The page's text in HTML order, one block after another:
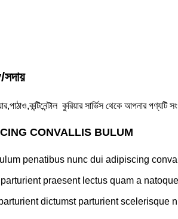
কুরিয়ার সার্ভিস থেকে আপনার
CONVALLIS BULUM
penatibus nunc dui adipiscing
praesent lectus quam a
dictumst parturient scelerisque